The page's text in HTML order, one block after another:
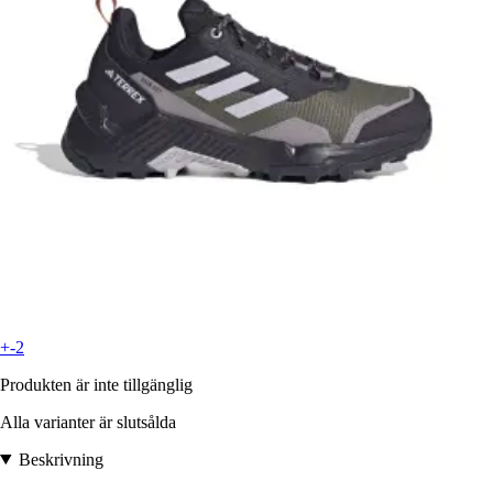
+-2
Produkten är inte tillgänglig
Alla varianter är slutsålda
Beskrivning